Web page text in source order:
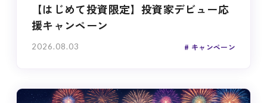
【はじめて投資限定】投資家デビュー応
援キャンペーン
2026.08.03 キャンペーン